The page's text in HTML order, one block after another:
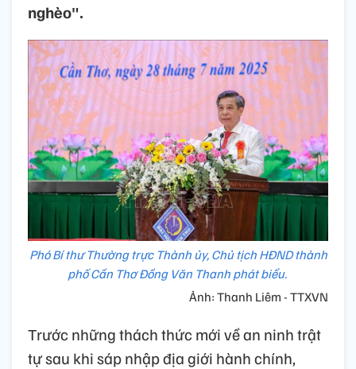
nghèo".
Phó Bí thư Thường trực Thành ủy, Chủ tịch HĐND thành
phố Cần Thơ Đồng Văn Thanh phát biểu.
Ảnh: Thanh Liêm - TTXVN
Trước những thách thức mới về an ninh trật
tự sau khi sáp nhập địa giới hành chính,